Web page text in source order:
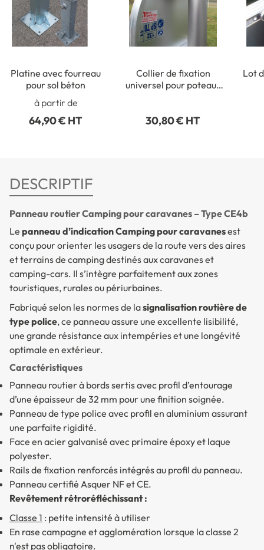
Platine avec fourreau
pour sol béton
à partir de
64,90 € HT
Collier de fixation
universel pour poteaux
30,80 € HT
Lot
DESCRIPTIF
Panneau routier Camping pour caravanes – Type CE4b
Le panneau d’indication Camping pour caravanesest
conçu pour orienter les usagers de la route vers des aires
et terrains de camping destinés aux caravanes et
camping-cars. Il s’intègre parfaitement aux zones
touristiques, rurales ou périurbaines.
Fabriqué selon les normes de lasignalisation routière de
type police, ce panneau assure une excellente lisibilité,
une grande résistance aux intempéries et une longévité
optimale en extérieur.
Caractéristiques
Panneau routier à bords sertis avec profil d’entourage
d’une épaisseur de 32 mm pour une finition soignée.
Panneau de type police avec profil en aluminium assurant
une parfaite rigidité.
Face en acier galvanisé avec primaire époxy et laque
polyester.
Rails de fixation renforcés intégrés au profil du panneau.
Panneau certifié Asquer NF et CE.
Revêtement rétroréfléchissant :
Classe 1 : petite intensité à utiliser
En rase campagne et agglomération lorsque la classe 2
n'est pas obligatoire.